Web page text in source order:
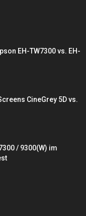
EH-TW7300 vs. EH-
CineGrey 5D vs.
/ 9300(W) im